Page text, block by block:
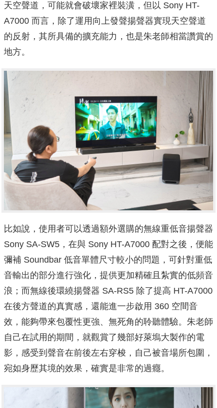
天空聲道，可能就會破壞家裡裝潢，但以 Sony HT-
A7000 而言，除了運用向上發聲揚聲器實現天空聲道
的反射，其所具備的擴充能力，也是朱老師相當讚賞的
地方。
比如說，使用者可以透過額外選購的無線重低音揚聲器
Sony SA-SW5，在與 Sony HT-A7000 配對之後，便能
彌補 Soundbar 低音單體尺寸較小的問題，可針對重低
音輸出的部分進行強化，提供更加精確且紮實的低頻音
浪；而無線後環繞揚聲器 SA-RS5 除了提高 HT-A7000
在後方聲道的真實感，還能進一步啟用 360 空間音
效，能夠帶來包覆性更強、無死角的聆聽體驗。朱老師
自己在試用的期間，就觀賞了幾部好萊塢大製作的電
影，感受到聲音在前後左右穿梭，自己被音場所包圍，
宛如身歷其境的效果，確實是非常的過癮。